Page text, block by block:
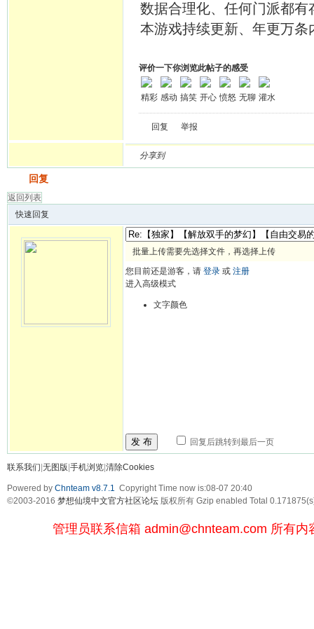
数据合理化、任何门派都
本游戏持续更新、年更万
评价一下你浏览此帖子的感受
精彩 感动 搞笑 开心 愤怒 无聊 灌水
回复 举报
分享到
回复
返回列表
快速回复
批量上传需要先选择文件，再选择上传
您目前还是游客，请 登录 或 注册
进入高级模式
文字颜色
发 布 回复后跳转到最后一页
联系我们 无图版 手机浏览 清除Cookies
Powered by Chnteam v8.7.1 Copyright Time now is:08-07 20:40
©2003-2016 梦想仙境中文官方社区论坛 版权所有 Gzip enabled Total
管理员联系信箱 admin@chnteam.com 所有内